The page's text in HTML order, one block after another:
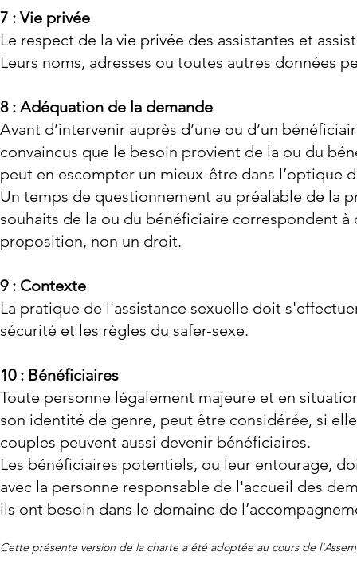
7 : Vie privée
Le respect de la vie privée des assistantes et
Leurs noms, adresses ou toutes autres données
8 : Adéquation de la demande
Avant d’intervenir auprès d’une ou d’un
convaincus que le besoin provient de la ou du
peut en escompter un mieux-être dans l’optique
Un temps de questionnement au préalable de la
souhaits de la ou du bénéficiaire correspondent
proposition, non un droit.
9 : Contexte
La pratique de l'assistance sexuelle doit
sécurité et les règles du safer-sexe.
10 : Bénéficiaires
Toute personne légalement majeure et en
son identité de genre, peut être considérée, si
couples peuvent aussi devenir bénéficiaires.
Les bénéficiaires potentiels, ou leur entourage,
avec la personne responsable de l'accueil des
ils ont besoin dans le domaine de
Cette présente version de la charte a été adoptée au cours de